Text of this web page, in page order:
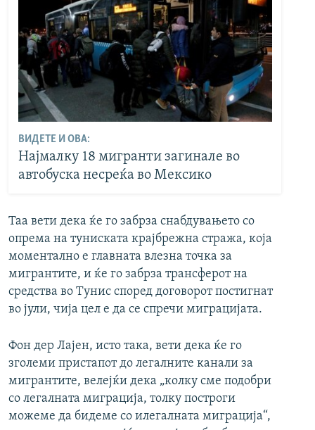
ВИДЕТЕ И ОВА:
Најмалку 18 мигранти загинале во
автобуска несреќа во Мексико
Таа вети дека ќе го забрза снабдувањето со
опрема на туниската крајбрежна стража, која
моментално е главната влезна точка за
мигрантите, и ќе го забрза трансферот на
средства во Тунис според договорот постигнат
во јули, чија цел е да се спречи миграцијата.
Фон дер Лајен, исто така, вети дека ќе го
зголеми пристапот до легалните канали за
мигрантите, велејќи дека „колку сме подобри
со легалната миграција, толку построги
можеме да бидеме со илегалната миграција“,